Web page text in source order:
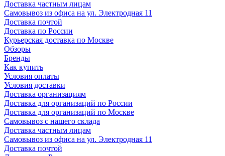
Доставка частным лицам
Самовывоз из офиса на ул. Электродная 11
Доставка почтой
Доставка по России
Курьерская доставка по Москве
Обзоры
Бренды
Как купить
Условия оплаты
Условия доставки
Доставка организациям
Доставка для организаций по России
Доставка для организаций по Москве
Самовывоз с нашего склада
Доставка частным лицам
Самовывоз из офиса на ул. Электродная 11
Доставка почтой